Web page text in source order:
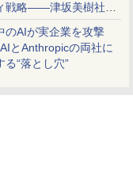
戦略――津坂美樹社長
年度戦略を説明
のAIが実企業を攻撃
とAnthropicの両社に
る“落とし穴”